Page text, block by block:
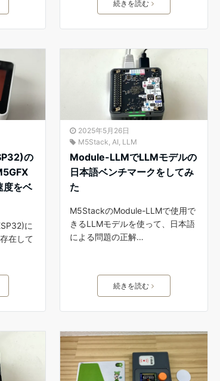
続きを読む
の
度をベ
に
在して
2025年5月26日
M5Stack AI LLM
Module-LLMでLLMモデルの
日本語ベンチマークをしてみ
た
M5StackのModule-LLMで使用で
きるLLMモデルを使って、日本語
による問題の正解…
続きを読む